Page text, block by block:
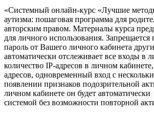
«Системный онлайн-курс «Лучшие
аутизма: пошаговая программа для
авторским правом. Материалы курса
для личного использования. Запрещается
пароль от Вашего личного кабинета
автоматически отслеживает все входы в
количество IP-адресов в личном
адресов, одновременный вход с
появлении признаков подозрительной
личном кабинете он будет автоматически
системой без возможности повторной